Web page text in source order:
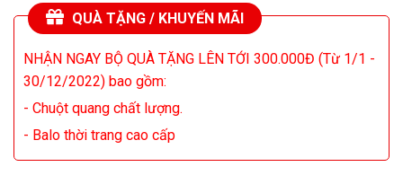
QUÀ TẶNG / KHUYẾN MÃI
NHẬN NGAY BỘ QUÀ TẶNG LÊN TỚI 300.000Đ (Từ 1/1 -
30/12/2022) bao gồm:
- Chuột quang chất lượng.
- Balo thời trang cao cấp